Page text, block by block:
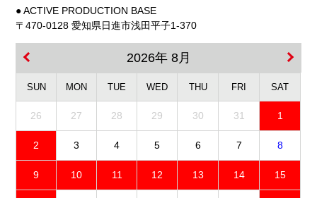
● ACTIVE PRODUCTION BASE
〒470-0128 愛知県日進市浅田平子1-370
2026年 8月
SUN MON TUE WED THU FRI SAT
26 27 28 29 30 31 1
2 3 4 5 6 7 8
9 10 11 12 13 14 15